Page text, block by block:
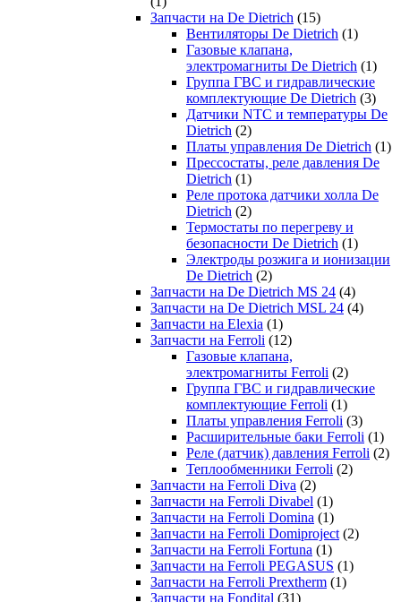
Запчасти на De Dietrich (15)
Вентиляторы De Dietrich (1)
Газовые клапана,
электромагниты De Dietrich (1)
Группа ГВС и гидравлические
комплектующие De Dietrich (3)
Датчики NTC и температуры De
Dietrich (2)
Платы управления De Dietrich (1)
Прессостаты, реле давления De
Dietrich (1)
Реле протока датчики холла De
Dietrich (2)
Термостаты по перегреву и
безопасности De Dietrich (1)
Электроды розжига и ионизации
De Dietrich (2)
Запчасти на De Dietrich MS 24 (4)
Запчасти на De Dietrich MSL 24 (4)
Запчасти на Elexia (1)
Запчасти на Ferroli (12)
Газовые клапана,
электромагниты Ferroli (2)
Группа ГВС и гидравлические
комплектующие Ferroli (1)
Платы управления Ferroli (3)
Расширительные баки Ferroli (1)
Реле (датчик) давления Ferroli (2)
Теплообменники Ferroli (2)
Запчасти на Ferroli Diva (2)
Запчасти на Ferroli Divabel (1)
Запчасти на Ferroli Domina (1)
Запчасти на Ferroli Domiproject (2)
Запчасти на Ferroli Fortuna (1)
Запчасти на Ferroli PEGASUS (1)
Запчасти на Ferroli Prextherm (1)
Запчасти на Fondital (31)